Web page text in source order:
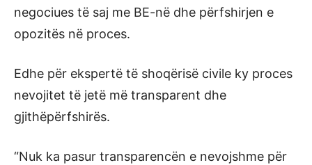
negociues të saj me BE-në dhe përfshirjen e
opozitës në proces.
Edhe për ekspertë të shoqërisë civile ky proces
nevojitet të jetë më transparent dhe
gjithëpërfshirës.
“Nuk ka pasur transparencën e nevojshme për